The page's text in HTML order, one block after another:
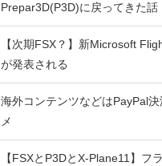
Prepar3D(P3D)に戻ってきた話
【次期FSX？】新Microsoft
が発表される
海外コンテンツなどはPayPal決
メ
【FSXとP3DとX-Plane11】フ